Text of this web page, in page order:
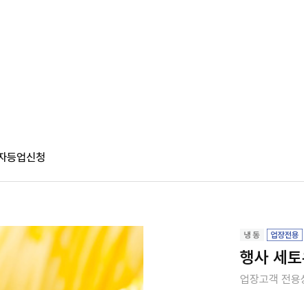
등업신청
행사 세
업장고객 전용